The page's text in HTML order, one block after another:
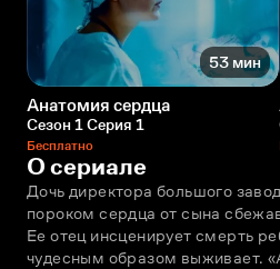
53 мин
Анатомия сердца
Сезон 1 Серия 1
Бесплатно
О сериале
Дочь директора большого
пороком сердца от сына
Ее отец инсценирует смерть
чудесным образом выживает.